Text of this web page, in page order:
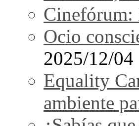
Cinefórum:
Ocio
2025/12/04
Equality
ambiente